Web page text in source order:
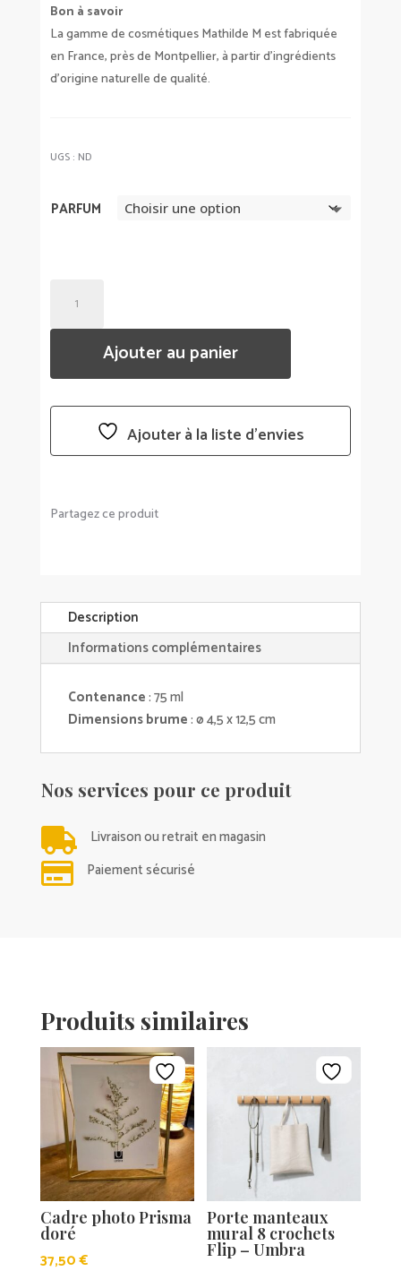
Bon à savoir
La gamme de cosmétiques Mathilde M est fabriquée
en France, près de Montpellier, à partir d’ingrédients
d’origine naturelle de qualité.
UGS : ND
PARFUM
BRUME
PARFUMÉE
CORPS
ET
CHEVEUX
M
Ajouter au panier
Ajouter à la liste d’envies
Partagez ce produit
Description
Informations complémentaires
Contenance: 75 ml
Dimensions brume: ø 4,5 x 12,5 cm
Nos services pour ce produit
 Livraison ou retrait en magasin
 Paiement sécurisé
Produits similaires
Cadre photo Prisma
doré
37,50€
Porte manteaux
mural 8 crochets
Flip – Umbra